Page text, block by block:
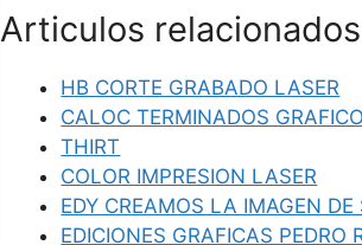
Articulos relacionados
HB CORTE GRABADO LASER
CALOC TERMINADOS
THIRT
COLOR IMPRESION LASER
EDY CREAMOS LA IMAGEN
EDICIONES GRAFICAS PEDRO